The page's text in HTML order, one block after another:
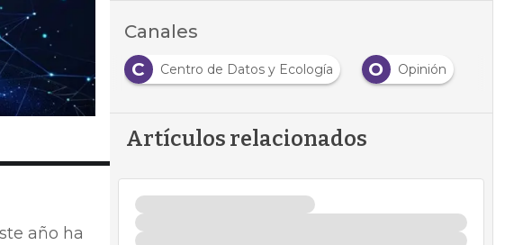
año ha
Canales
C
Centro de Datos y Ecología O Opinión
Artículos relacionados